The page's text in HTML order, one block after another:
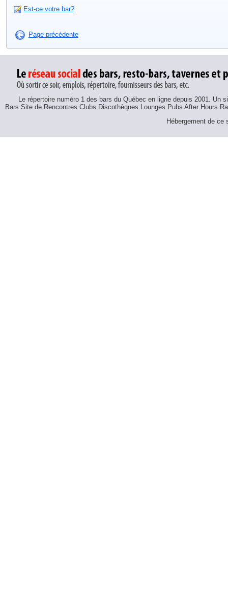
Est-ce votre bar?
Page précédente
Le répertoire numéro 1 des bars du Québec en ligne depuis 2001.
Bars Site de Rencontres Clubs Discothèques Lounges Pubs After Hours
Hébergement de ce